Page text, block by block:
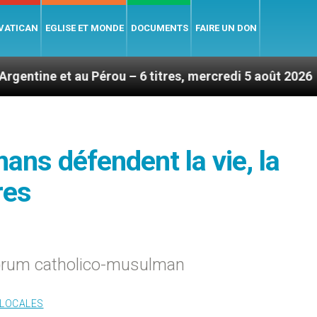
EGLISE ET MONDE DOCUMENTS FAIRE UN DON
– 6 titres, mercredi 5 août 2026
défendent la vie, la
catholico-musulman